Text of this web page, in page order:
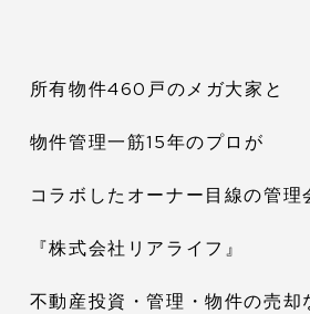
所有物件460戸のメガ大家と
物件管理一筋15年のプロが
コラボしたオーナー目線の管理
『株式会社リアライフ』
不動産投資・管理・物件の売却